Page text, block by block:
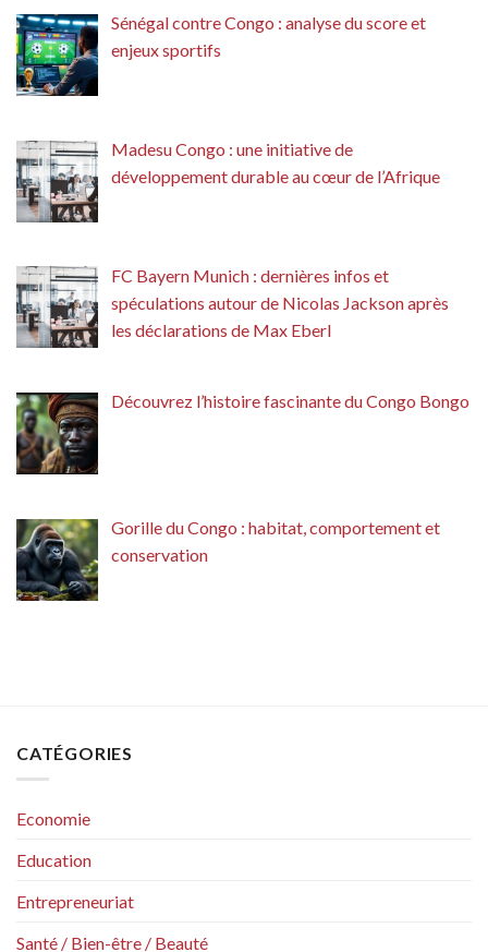
Sénégal contre Congo : analyse du score et
enjeux sportifs
Madesu Congo : une initiative de
développement durable au cœur de l’Afrique
FC Bayern Munich : dernières infos et
spéculations autour de Nicolas Jackson après
les déclarations de Max Eberl
Découvrez l’histoire fascinante du Congo Bongo
Gorille du Congo : habitat, comportement et
conservation
CATÉGORIES
Economie
Education
Entrepreneuriat
Santé / Bien-être / Beauté